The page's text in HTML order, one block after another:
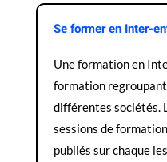
Se former en Inter-
Une formation en
formation
différentes sociétés.
sessions de
publiés sur chaque